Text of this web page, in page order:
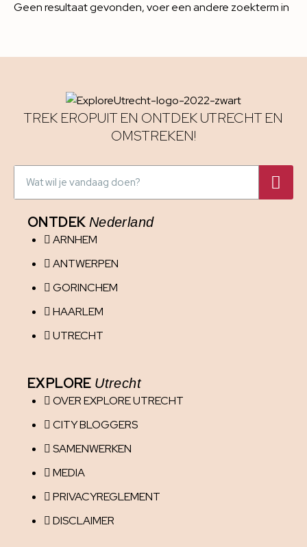
Geen resultaat gevonden, voer een andere zoekterm in
TREK EROPUIT EN ONTDEK UTRECHT EN
OMSTREKEN!
ONTDEK Nederland
ARNHEM
ANTWERPEN
GORINCHEM
HAARLEM
UTRECHT
EXPLORE Utrecht
OVER EXPLORE UTRECHT
CITY BLOGGERS
SAMENWERKEN
MEDIA
PRIVACYREGLEMENT
DISCLAIMER